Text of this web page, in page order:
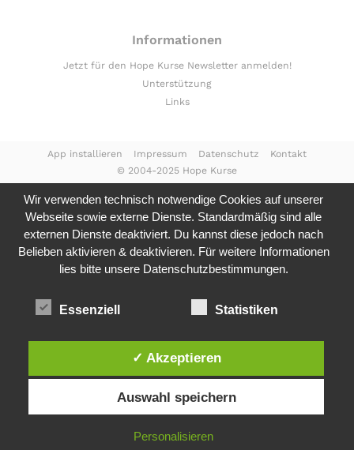
Informationen
Jetzt für den Hope Kurse Newsletter anmelden!
Unterstützung
Links
© 2004-2025 Hope Kurse
App installieren Impressum Datenschutz Kontakt
Wir verwenden technisch notwendige Cookies auf unserer
Webseite sowie externe Dienste. Standardmäßig sind alle
externen Dienste deaktiviert. Du kannst diese jedoch nach
Belieben aktivieren & deaktivieren. Für weitere Informationen
lies bitte unsere Datenschutzbestimmungen.
Essenziell Statistiken
✓ Akzeptieren
Auswahl speichern
Personalisieren